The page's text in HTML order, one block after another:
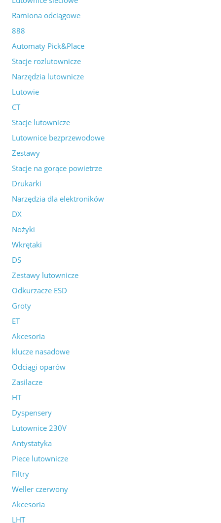
Ramiona odciągowe
888
Automaty Pick&Place
Stacje rozlutownicze
Narzędzia lutownicze
Lutowie
CT
Stacje lutownicze
Lutownice bezprzewodowe
Zestawy
Stacje na gorące powietrze
Drukarki
Narzędzia dla elektroników
DX
Nożyki
Wkrętaki
DS
Zestawy lutownicze
Odkurzacze ESD
Groty
ET
Akcesoria
klucze nasadowe
Odciągi oparów
Zasilacze
HT
Dyspensery
Lutownice 230V
Antystatyka
Piece lutownicze
Filtry
Weller czerwony
Akcesoria
LHT